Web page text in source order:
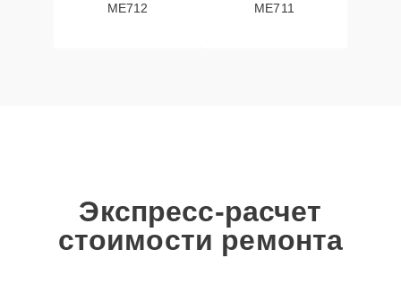
ME712
ME711
Экспресс-расчет
стоимости ремонта